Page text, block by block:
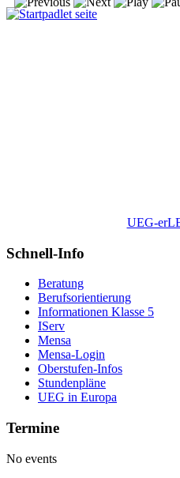
UEG-
Schnell-Info
Beratung
Berufsorientierung
Informationen Klasse 5
IServ
Mensa
Mensa-Login
Oberstufen-Infos
Stundenpläne
UEG in Europa
Termine
No events